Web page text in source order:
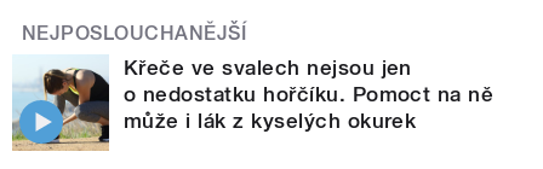
NEJPOSLOUCHANĚJŠÍ
Křeče ve svalech nejsou jen
o nedostatku hořčíku. Pomoct na ně
může i lák z kyselých okurek